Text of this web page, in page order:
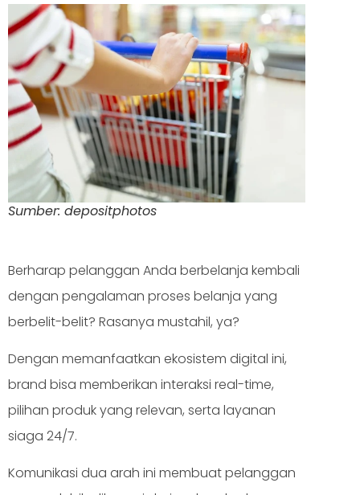
Sumber: depositphotos
Berharap pelanggan Anda berbelanja kembali
dengan pengalaman proses belanja yang
berbelit-belit? Rasanya mustahil, ya?
Dengan memanfaatkan ekosistem digital ini,
brand bisa memberikan interaksi real-time,
pilihan produk yang relevan, serta layanan
siaga 24/7.
Komunikasi dua arah ini membuat pelanggan